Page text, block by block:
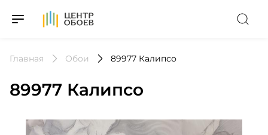
На Главную
Главная Обои 89977 Калипсо
89977 Калипсо